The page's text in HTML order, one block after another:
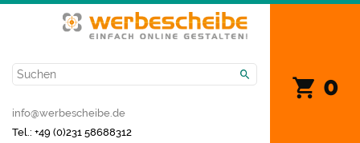
0
info@werbescheibe.de
Tel.: +49 (0)231 58688312